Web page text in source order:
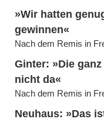
»Wir hatten
gewinnen«
Nach dem Remis in
Ginter: »Die
nicht da«
Nach dem Remis in
Neuhaus: »Das